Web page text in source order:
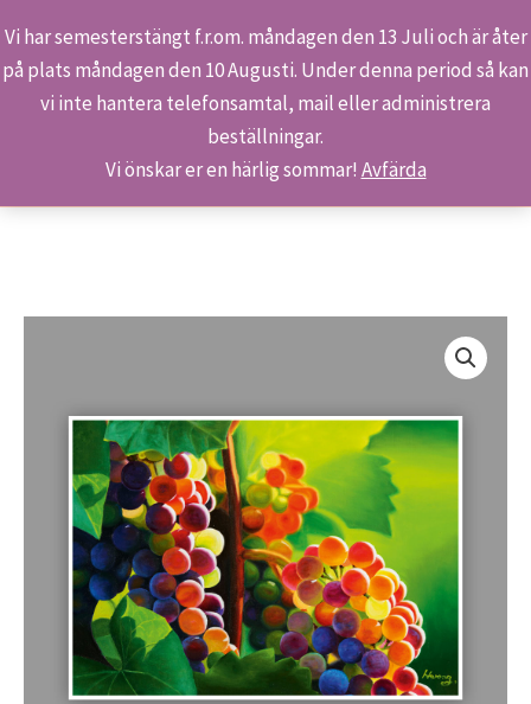
Vi har semesterstängt f.r.om. måndagen den 13 Juli och är åter
på plats måndagen den 10 Augusti. Under denna period så kan
vi inte hantera telefonsamtal, mail eller administrera
beställningar.
Vi önskar er en härlig sommar! Avfärda
Hoppa
Sök
Hem Butiken
Produkter
Konstaffisch – I kvällssolens magiska ljus